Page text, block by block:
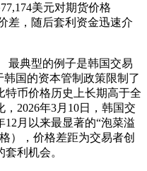
美元对期货价格
差，随后套利资金迅速介
最典型的例子是韩国交易
国的资本管制政策限制了
特币价格历史上长期高于全
2026年3月10日，韩国交
月以来最显著的“泡菜溢
），价格差距为交易者创
利机会。